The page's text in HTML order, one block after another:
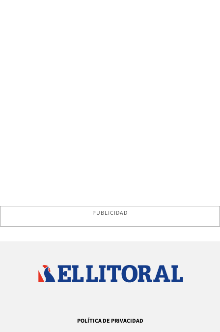
PUBLICIDAD
POLÍTICA DE PRIVACIDAD